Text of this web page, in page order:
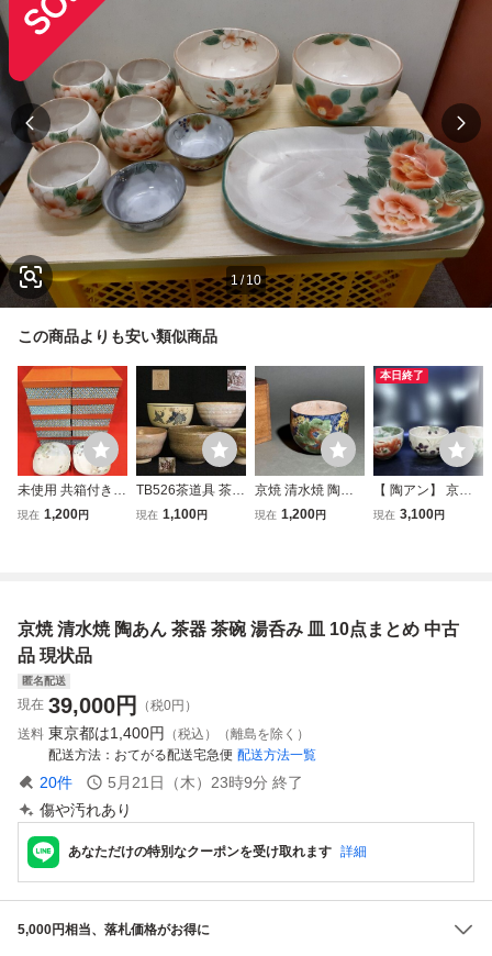
1/ 10
この商品よりも安い類似商品
未使用 共箱付き
京焼 清水焼 陶あ
現在 1,200円
TB526茶道具 茶碗
5点◇陶印有/京焼/
現在 1,100円
京焼 清水焼 陶あ
ん 色絵 蓮 茶碗 深
現在 1,200円
本日終了
【 陶アン】 京焼
清水焼 抹茶碗 和
現在 3,100円
京焼 清水焼 陶あん 茶器 茶碗 湯呑み 皿 10点まとめ 中古
品 現状品
匿名配送
現在 39,000円
（税0円）
送料 東京都は1,400円
（税込）（離島を除く）
配送方法
おてがる配送宅急便 配送方法一覧
20件 5月21日（木）23時9分 終了
傷や汚れあり
あなただけの特別なクーポンを受け取れます 詳細
5,000円相当、落札価格がお得に